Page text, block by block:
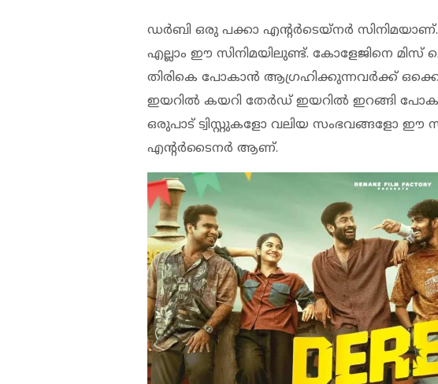
ഡർബി ഒരു പക്കാ എൻ്റർടെയ്നർ
എല്ലാം ഈ സിനിമയിലുണ്ട്. കോളേജിനെ മിസ്
തിരികെ പോകാൻ ആഗ്രഹിക്കുന്നവർക്ക്
ഇയറിൽ കയറി തേർഡ് ഇയറിൽ ഇറങ്ങി
ഒരുപാട് ട്വിസ്റ്റുകളോ വലിയ സംഭവങ്ങളോ ഈ
എന്റർടൈനർ ആണ്.